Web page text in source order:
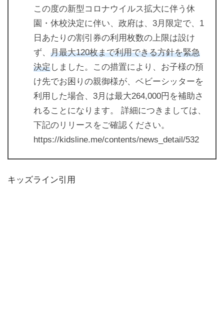
この度の新型コロナウイルス拡大に伴う休
園・休校決定に伴い、政府は、3月限定で、1
日あたりの割引券の利用枚数の上限は設け
ず、 月最大120枚まで利用できる方針を緊急
決定しました。この措置により、お子様の預
け先でお困りの親御様が、ベビーシッターを
利用した場合、3月は最大264,000円を補助さ
れることになります。 詳細につきましては、
下記のリリースをご確認ください。
https://kidsline.me/contents/news_detail/532
キッズライン引用